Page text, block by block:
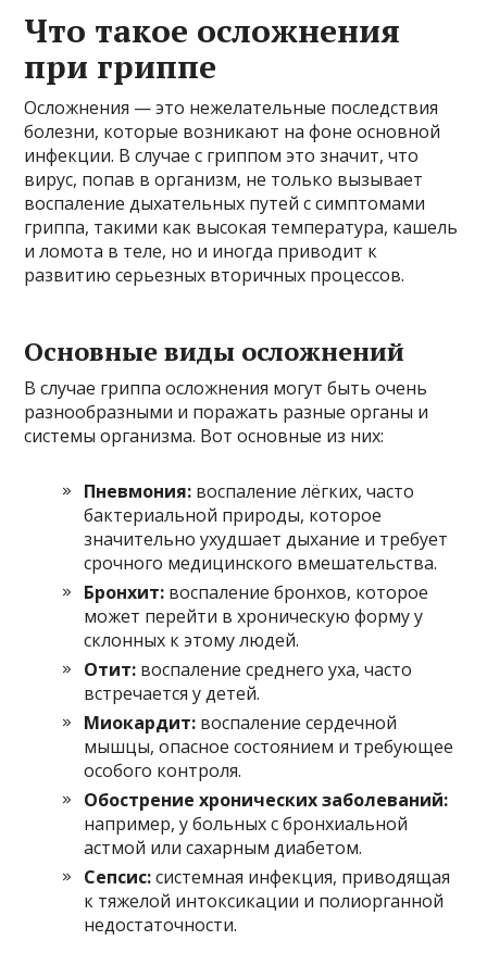
Что такое осложнения
при гриппе
Осложнения — это нежелательные последствия
болезни, которые возникают на фоне основной
инфекции. В случае с гриппом это значит, что
вирус, попав в организм, не только вызывает
воспаление дыхательных путей с симптомами
гриппа, такими как высокая температура, кашель
и ломота в теле, но и иногда приводит к
развитию серьезных вторичных процессов.
Основные виды осложнений
В случае гриппа осложнения могут быть очень
разнообразными и поражать разные органы и
системы организма. Вот основные из них:
Пневмония: воспаление лёгких, часто
бактериальной природы, которое
значительно ухудшает дыхание и требует
срочного медицинского вмешательства.
Бронхит: воспаление бронхов, которое
может перейти в хроническую форму у
склонных к этому людей.
Отит: воспаление среднего уха, часто
встречается у детей.
Миокардит: воспаление сердечной
мышцы, опасное состоянием и требующее
особого контроля.
Обострение хронических заболеваний:
например, у больных с бронхиальной
астмой или сахарным диабетом.
Сепсис:системная инфекция, приводящая
к тяжелой интоксикации и полиорганной
недостаточности.